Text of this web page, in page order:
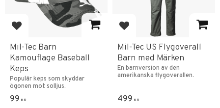
Lägg till i favoriter
Mil-Tec Barn
Kamouflage Baseball
Keps
Populär keps som skyddar
ögonen mot solljus.
99 KR
Lägg till i favoriter
Mil-Tec US Flygoverall
Barn med Märken
En barnversion av den
amerikanska flygoverallen.
499 KR